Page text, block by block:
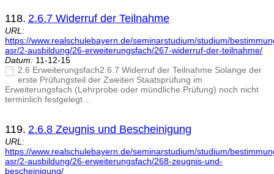
118. 2.6.7 Widerruf der Teilnahme
URL:
https://www.realschulebayern.de/seminarstudium/studium/
asr/2-ausbildung/26-erweiterungsfach/267-widerruf-der-teilnahme/
Datum: 11-12-15
2.6 Erweiterungsfach2.6.7 Widerruf der Teilnahme Solange der
erste Prüfungsteil der Zweiten Staatsprüfung im
Erweiterungsfach (Lehrprobe oder mündliche Prüfung) noch nicht
terminlich festgelegt…
119. 2.6.8 Zeugnis und Bescheinigung
URL:
https://www.realschulebayern.de/seminarstudium/studium/
asr/2-ausbildung/26-erweiterungsfach/268-zeugnis-und-
bescheinigung/